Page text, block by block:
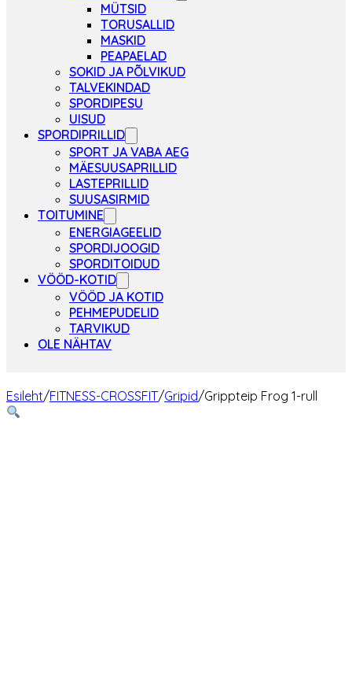
MÜTSID
TORUSALLID
MASKID
PEAPAELAD
SOKID JA PÕLVIKUD
TALVEKINDAD
SPORDIPESU
UISUD
SPORDIPRILLID
SPORT JA VABA AEG
MÄESUUSAPRILLID
LASTEPRILLID
SUUSASIRMID
TOITUMINE
ENERGIAGEELID
SPORDIJOOGID
SPORDITOIDUD
VÖÖD-KOTID
VÖÖD JA KOTID
PEHMEPUDELID
TARVIKUD
OLE NÄHTAV
Esileht/FITNESS-CROSSFIT/Gripid/Grippteip Frog 1-rull